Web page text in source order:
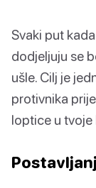
Svaki put
dodjeljuju se
ušle. Cilj je
protivnika
loptice u tvoje